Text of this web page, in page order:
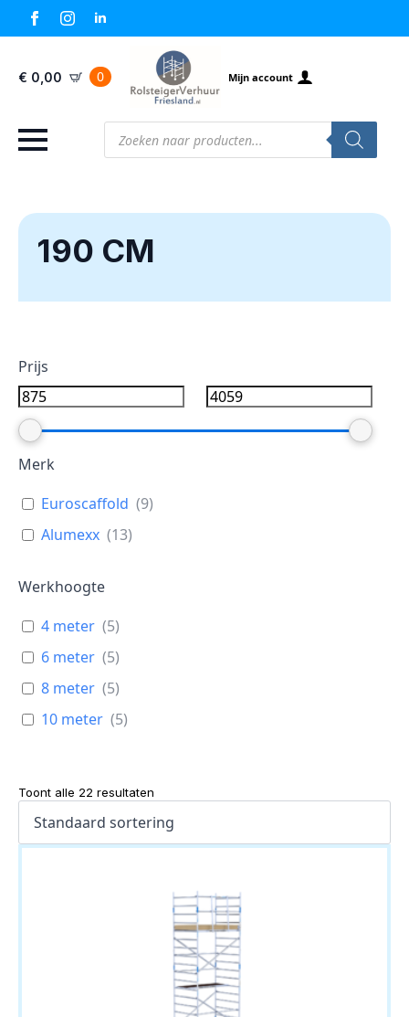
€ 0,00 0 Mijn account
Producten
zoeken
190 CM
Prijs
Merk
Euroscaffold (9)
Alumexx (13)
Werkhoogte
4 meter (5)
6 meter (5)
8 meter (5)
10 meter (5)
Toont alle 22 resultaten